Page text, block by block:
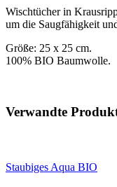
Wischtücher in
um die Saugfähigkeit
Größe: 25 x 25 cm.
100% BIO Baumwolle.
Verwandte
Staubiges Aqua BIO